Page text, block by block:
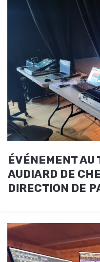
ÉVÉNEMENT AU
AUDIARD DE
DIRECTION DE